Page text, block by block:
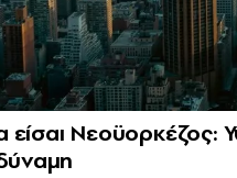
είσαι Νεοϋορκέζος: